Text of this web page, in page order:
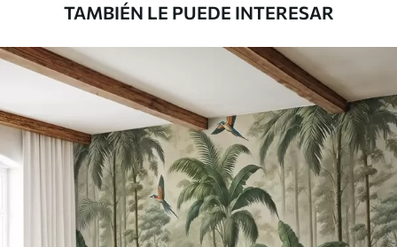
Peel and Stick
12.77$7.66/sq ft
TAMBIÉN LE PUEDE INTERESAR